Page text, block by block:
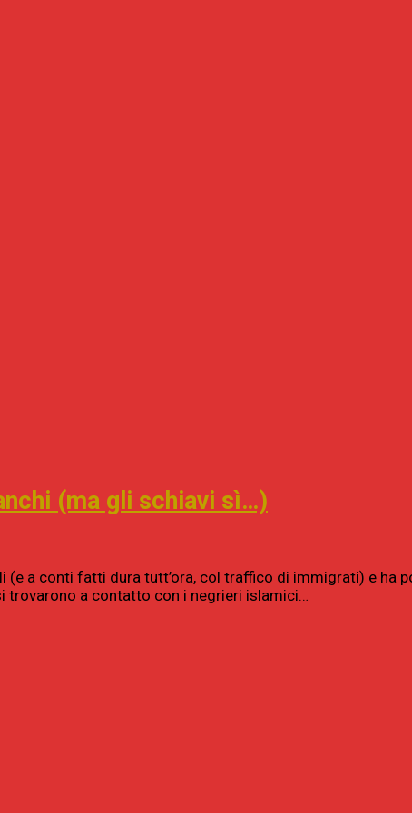
(ma gli schiavi sì…)
a conti fatti dura tutt’ora, col traffico di immigrati) e ha
trovarono a contatto con i negrieri islamici…